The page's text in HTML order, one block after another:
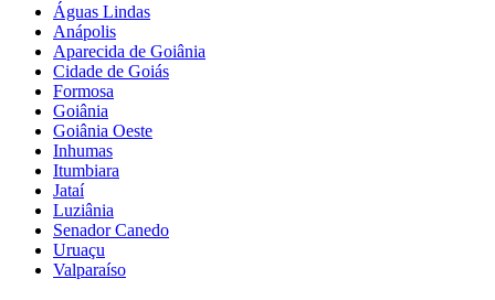
Águas Lindas
Anápolis
Aparecida de Goiânia
Cidade de Goiás
Formosa
Goiânia
Goiânia Oeste
Inhumas
Itumbiara
Jataí
Luziânia
Senador Canedo
Uruaçu
Valparaíso